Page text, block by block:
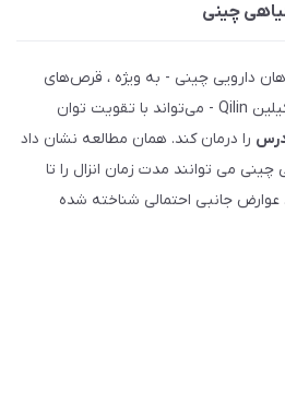
چینی
دارویی چینی - به ویژه ، قرص‌های
ییموزاکی Yimusake یا قرص کیلین Qilin - می‌تواند با تقویت توان
را درمان کند. همان مطالعه نشان داد
می توانند مدت زمان انزال را تا
جانبی احتمالی شناخته شده